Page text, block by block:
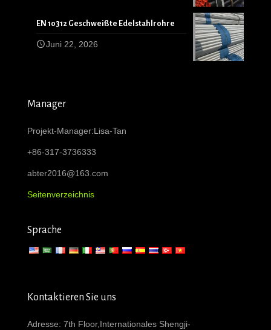
EN 10312 Geschweißte Edelstahlrohre
Juni 22, 2026
Manager
Projekt-Manager:Lisa-Tan
+86-317-3736333
abter2016@163.com
Seitenverzeichnis
Sprache
Kontaktieren Sie uns
Adresse: 7th Floor,Internationales Shengji-